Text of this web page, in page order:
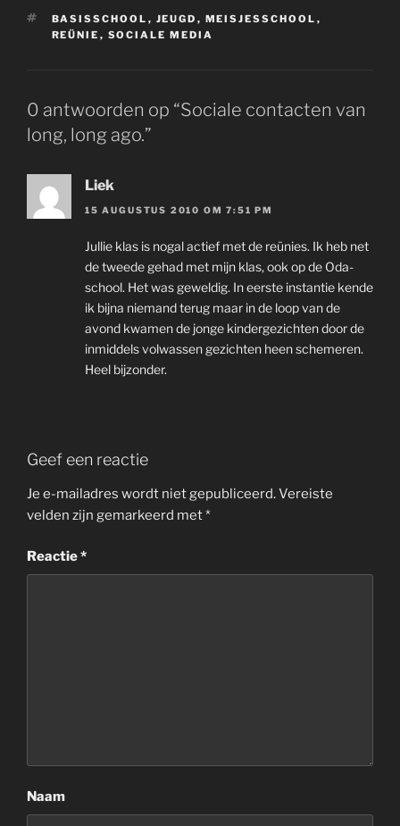
TAGS
BASISSCHOOL , JEUGD , MEISJESSCHOOL ,
REÜNIE , SOCIALE MEDIA
0 antwoorden op “Sociale contacten van
long, long ago.”
Liek
15 AUGUSTUS 2010 OM 7:51 PM
Jullie klas is nogal actief met de reünies. Ik heb net
de tweede gehad met mijn klas, ook op de Oda-
school. Het was geweldig. In eerste instantie kende
ik bijna niemand terug maar in de loop van de
avond kwamen de jonge kindergezichten door de
inmiddels volwassen gezichten heen schemeren.
Heel bijzonder.
Geef een reactie
Je e-mailadres wordt niet gepubliceerd.Vereiste
velden zijn gemarkeerd met*
Reactie*
Naam